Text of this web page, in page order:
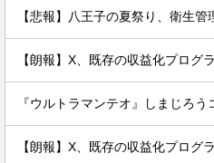
【悲報】八王子の夏祭り、衛生管